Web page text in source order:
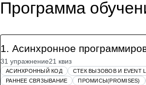
Программа
1. Асинхронное
31 упражнение21 квиз
АСИНХРОННЫЙ КОД
СТЕК ВЫЗОВОВ И EVENT
РАННЕЕ СВЯЗЫВАНИЕ
ПРОМИСЫ(PROMISES)